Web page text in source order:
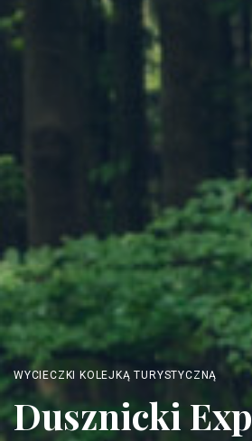
WYCIECZKI KOLEJKĄ TURYSTYCZNĄ
Dusznicki